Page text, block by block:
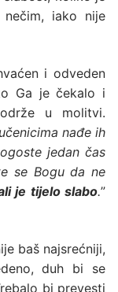
iako nije
i odveden
Ga je čekalo i
u molitvi.
nađe ih
jedan čas
se Bogu da ne
je tijelo slabo.”
baš najsrećniji,
duh bi se
bi prevesti